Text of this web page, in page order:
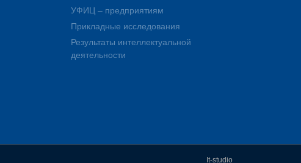
УФИЦ – предприятиям
Прикладные исследования
Результаты интеллектуальной
деятельности
It-studio